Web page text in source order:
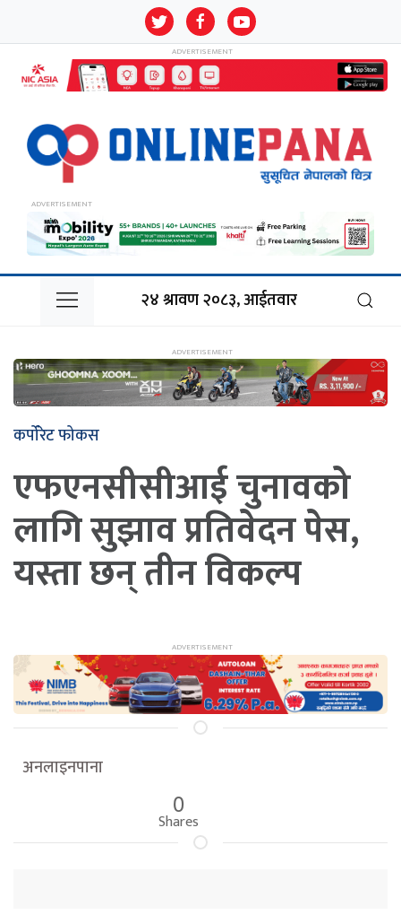
२४ श्रावण २०८३, आईतवार
कर्पोरेट फोकस
एफएनसीसीआई चुनावको
लागि सुझाव प्रतिवेदन पेस,
यस्ता छन् तीन विकल्प
अनलाइनपाना
0
Shares